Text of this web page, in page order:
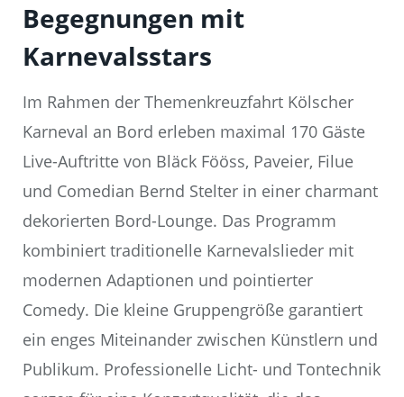
Begegnungen mit
Karnevalsstars
Im Rahmen der Themenkreuzfahrt Kölscher
Karneval an Bord erleben maximal 170 Gäste
Live-Auftritte von Bläck Fööss, Paveier, Filue
und Comedian Bernd Stelter in einer charmant
dekorierten Bord-Lounge. Das Programm
kombiniert traditionelle Karnevalslieder mit
modernen Adaptionen und pointierter
Comedy. Die kleine Gruppengröße garantiert
ein enges Miteinander zwischen Künstlern und
Publikum. Professionelle Licht- und Tontechnik